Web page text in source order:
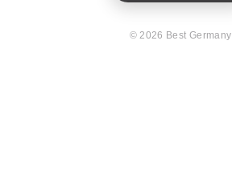
© 2026 Best Germany